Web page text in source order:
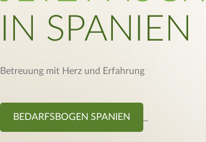
IN SPANIEN
Betreuung mit Herz und Erfahrung
BEDARFSBOGEN SPANIEN